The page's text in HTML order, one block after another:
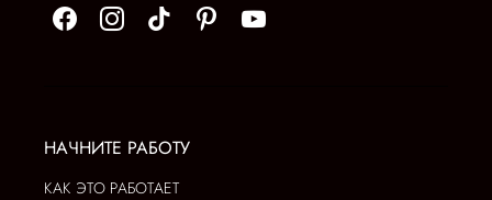
НАЧНИТЕ РАБОТУ
КАК ЭТО РАБОТАЕТ